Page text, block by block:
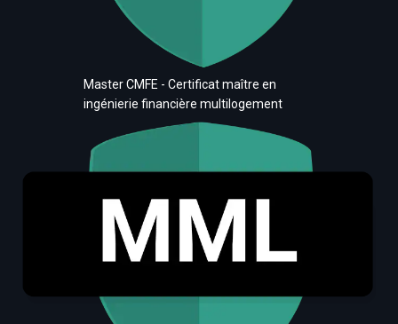
Master CMFE - Certificat maître en
ingénierie financière multilogement